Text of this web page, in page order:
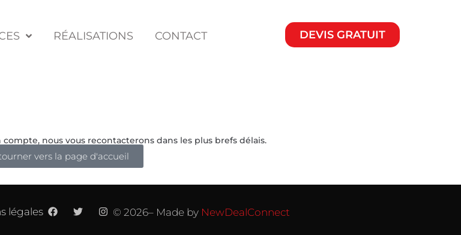
RÉALISATIONS CONTACT DEVIS GRATUIT
nous vous recontacterons dans les plus brefs délais.
vers la page d'accueil
légales © 2026– Made by NewDealConnect